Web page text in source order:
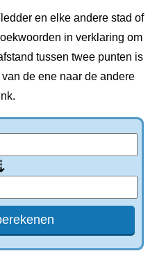
en elke andere stad of
in verklaring om
tussen twee punten is
de ene naar de andere